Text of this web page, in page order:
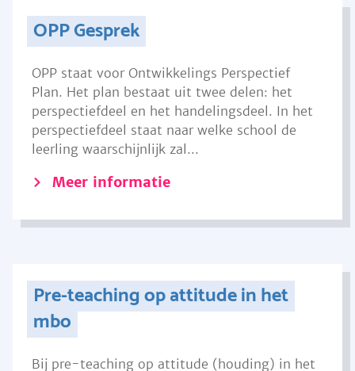
OPP Gesprek
OPP staat voor Ontwikkelings Perspectief
Plan. Het plan bestaat uit twee delen: het
perspectiefdeel en het handelingsdeel. In het
perspectiefdeel staat naar welke school de
leerling waarschijnlijk zal...
Meer informatie
Pre-teaching op attitude in het
mbo
Bij pre-teaching op attitude (houding) in het